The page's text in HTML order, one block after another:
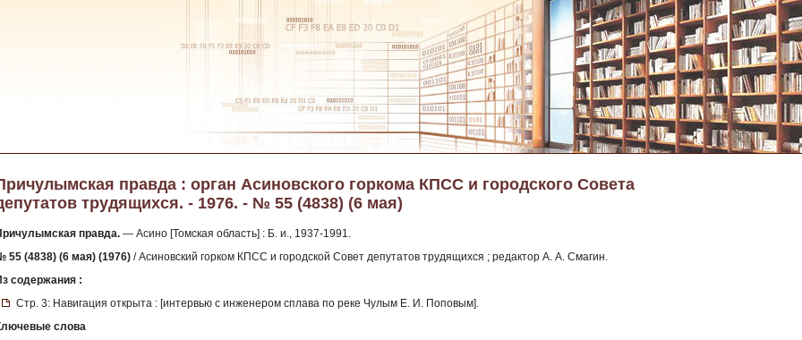
правда : орган Асиновского горкома КПСС и городского Совета
трудящихся. - 1976. - № 55 (4838) (6 мая)
правда. — Асино [Томская область] : Б. и., 1937-1991.
55 (4838) (6 мая) (1976) / Асиновский горком КПСС и городской Совет депутатов трудящихся ; редактор А. А. Смагин.
содержания :
Стр. 3: Навигация открыта : [интервью с инженером сплава по реке Чулым Е. И. Поповым].
слова